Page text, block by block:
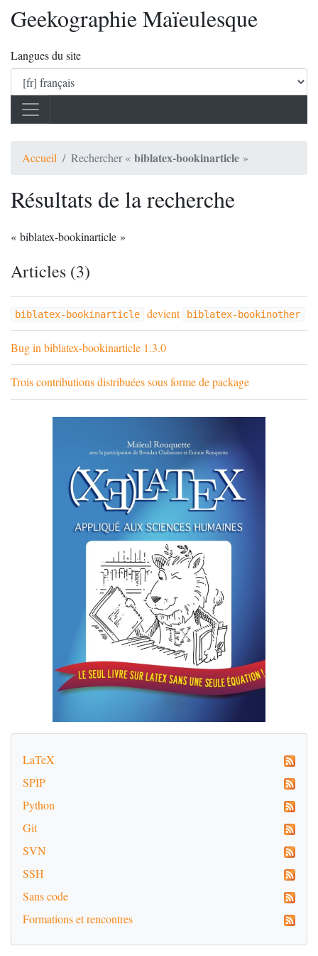
Geekographie Maïeulesque
Langues du site
Accueil Rechercher « biblatex-bookinarticle »
Résultats de la recherche
« biblatex-bookinarticle »
Articles (3)
biblatex-bookinarticle devient biblatex-bookinother
Bug in biblatex-bookinarticle 1.3.0
Trois contributions distribuées sous forme de package
LaTeX
SPIP
Python
Git
SVN
SSH
Sans code
Formations et rencontres